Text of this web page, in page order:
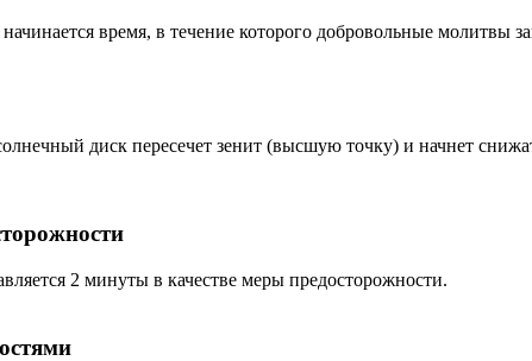
время, в течение которого добровольные молитвы
диск пересечет зенит (высшую точку) и начнет
2 минуты в качестве меры предосторожности.